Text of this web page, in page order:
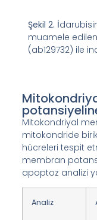
Şekil 2.
muamele
(ab129732) ile
Mitokondriyal
mitokondride
hücreleri tespit
membran
apoptoz analizi
Analiz